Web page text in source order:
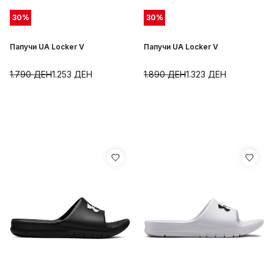
30%
Папучи UA Locker V
1.253 ДЕН
1.790ДЕН
30%
Папучи UA Locker V
1.323 ДЕН
1.890ДЕН